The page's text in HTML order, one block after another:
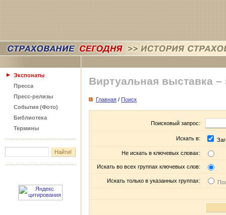
Экспонаты
Пресса
Пресс-релизы
События (Фото)
Библиотека
Термины
Виртуальная выставка –
Главная / Поиск
Поисковый запрос:
Искать в:
Не искать в ключевых словах:
Искать во всех группах ключевых слов:
Искать только в указанных группах: